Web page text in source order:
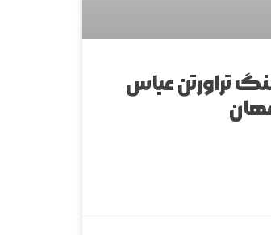
تراورتن عباس‌